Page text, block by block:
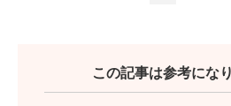
この記事は参考にな